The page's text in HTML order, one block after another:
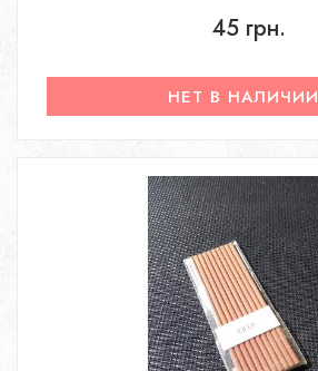
45 грн.
НЕТ В НАЛИЧИИ